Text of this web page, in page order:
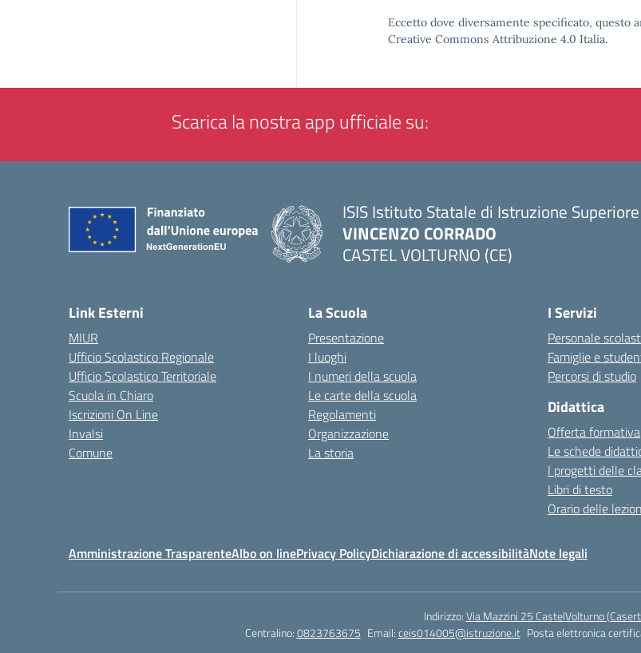
Eccetto dove diversamente specificato, questo
Creative Commons Attribuzione 4.0 Italia.
Scarica la nostra app ufficiale su:
ISIS Istituto Statale di Istruzione Superiore
VINCENZO CORRADO
CASTEL VOLTURNO (CE)
Link Esterni
MIUR
Ufficio Scolastico Regionale
Ufficio Scolastico Territoriale
Scuola in Chiaro
Iscrizioni On Line
Invalsi
Comune
La Scuola
Presentazione
I luoghi
I numeri della scuola
Le carte della scuola
Regolamenti
Organizzazione
La storia
I Servizi
Personale
Famiglie e
Percorsi di studio
Didattica
Offerta formativa
Le schede
I progetti delle
Libri di testo
Orario delle
Amministrazione TrasparenteAlbo on linePrivacy PolicyDichiarazione di accessibilitàNote legali
Indirizzo:Via Mazzini 25 CastelVolturno
Centralino:0823763675 Email:ceis014005@istruzione.it Posta elettronica